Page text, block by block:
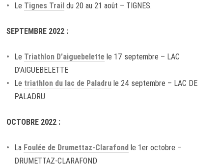
Le Tignes Trail du 20 au 21 août – TIGNES.
SEPTEMBRE 2022 :
Le Triathlon D’aiguebelette le 17 septembre – LAC
D’AIGUEBELETTE
Le triathlon du lac de Paladru le 24 septembre – LAC DE
PALADRU
OCTOBRE 2022 :
La Foulée de Drumettaz-Clarafond le 1er octobre –
DRUMETTAZ-CLARAFOND